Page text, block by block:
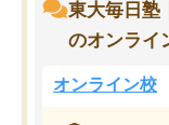
東大毎日塾
のオンライ
オンライン校